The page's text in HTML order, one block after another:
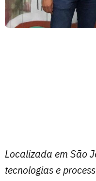
Localizada em São
tecnologias e